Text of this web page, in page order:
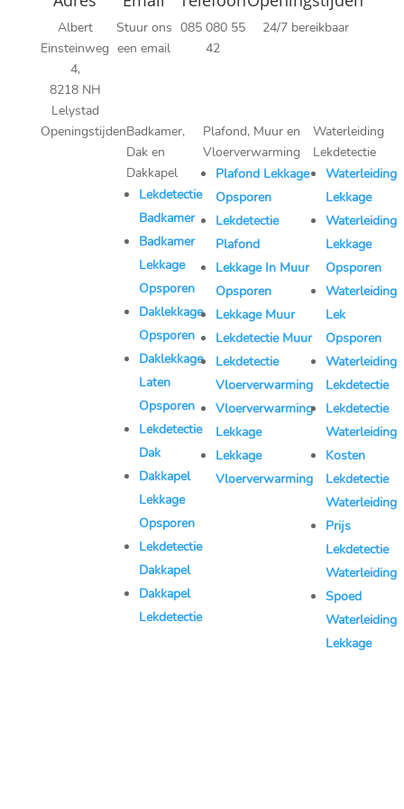
Albert
Einsteinweg
4,
8218 NH
Lelystad
Stuur ons
een email
085 080 55
42
24/7 bereikbaar
OpeningstijdenBadkamer,
Dak en
Dakkapel
Lekdetectie
Badkamer
Badkamer
Lekkage
Opsporen
Daklekkage
Opsporen
Daklekkage
Laten
Opsporen
Lekdetectie
Dak
Dakkapel
Lekkage
Opsporen
Lekdetectie
Dakkapel
Dakkapel
Lekdetectie
Plafond, Muur en
Vloerverwarming
Plafond Lekkage
Opsporen
Lekdetectie
Plafond
Lekkage In Muur
Opsporen
Lekkage Muur
Lekdetectie Muur
Lekdetectie
Vloerverwarming
Vloerverwarming
Lekkage
Lekkage
Vloerverwarming
Waterleiding
Lekdetectie
Waterleiding
Lekkage
Waterleiding
Lekkage
Opsporen
Waterleiding
Lek
Opsporen
Waterleiding
Lekdetectie
Lekdetectie
Waterleiding
Kosten
Lekdetectie
Waterleiding
Prijs
Lekdetectie
Waterleiding
Spoed
Waterleiding
Lekkage